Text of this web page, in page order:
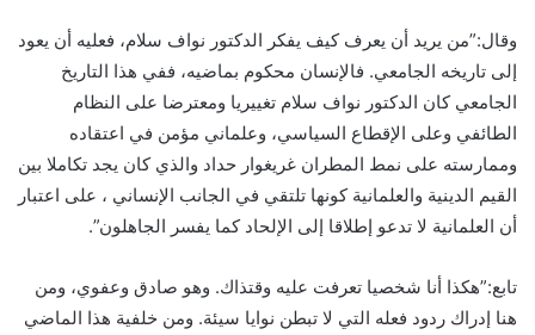
وقال:”من يريد أن يعرف كيف يفكر الدكتور نواف سلام، فعليه أن يعود
إلى تاريخه الجامعي. فالإنسان محكوم بماضيه، ففي هذا التاريخ
الجامعي كان الدكتور نواف سلام تغييريا ومعترضا على النظام
الطائفي وعلى الإقطاع السياسي، وعلماني مؤمن في اعتقاده
وممارسته على نمط المطران غريغوار حداد والذي كان يجد تكاملا بين
القيم الدينية والعلمانية كونها تلتقي في الجانب الإنساني ، على اعتبار
أن العلمانية لا تدعو إطلاقا إلى الإلحاد كما يفسر الجاهلون”.
تابع:”هكذا أنا شخصيا تعرفت عليه وقتذاك. وهو صادق وعفوي، ومن
هنا إدراك ردود فعله التي لا تبطن نوايا سيئة. ومن خلفية هذا الماضي